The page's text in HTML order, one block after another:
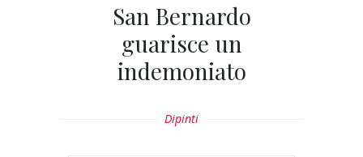
San Bernardo
guarisce un
indemoniato
Dipinti